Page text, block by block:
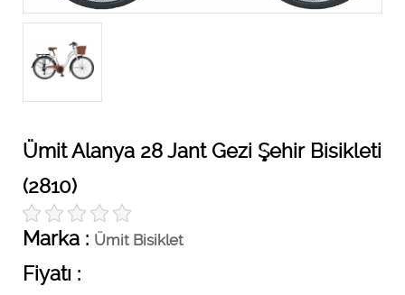
Ümit Alanya 28 Jant Gezi Şehir Bisikleti
(2810)
Marka : Ümit Bisiklet
Fiyatı :